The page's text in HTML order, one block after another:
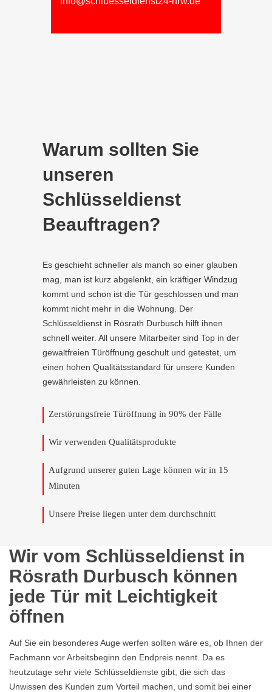
Warum sollten Sie
unseren
Schlüsseldienst
Beauftragen?
Es geschieht schneller als manch so einer glauben
mag, man ist kurz abgelenkt, ein kräftiger Windzug
kommt und schon ist die Tür geschlossen und man
kommt nicht mehr in die Wohnung. Der
Schlüsseldienst in Rösrath Durbusch hilft ihnen
schnell weiter. All unsere Mitarbeiter sind Top in der
gewaltfreien Türöffnung geschult und getestet, um
einen hohen Qualitätsstandard für unsere Kunden
gewährleisten zu können.
Zerstörungsfreie Türöffnung in 90% der Fälle
Wir verwenden Qualitätsprodukte
Aufgrund unserer guten Lage können wir in 15
Minuten
Unsere Preise liegen unter dem durchschnitt
Wir vom Schlüsseldienst in
Rösrath Durbusch können
jede Tür mit Leichtigkeit
öffnen
Auf Sie ein besonderes Auge werfen sollten wäre es, ob Ihnen der
Fachmann vor Arbeitsbeginn den Endpreis nennt. Da es
heutzutage sehr viele Schlüsseldienste gibt, die sich das
Unwissen des Kunden zum Vorteil machen, und somit bei einer